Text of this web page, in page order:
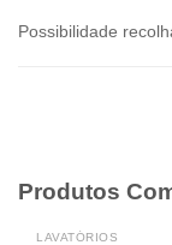
Possibilidade
Produtos
LAVATÓRIOS